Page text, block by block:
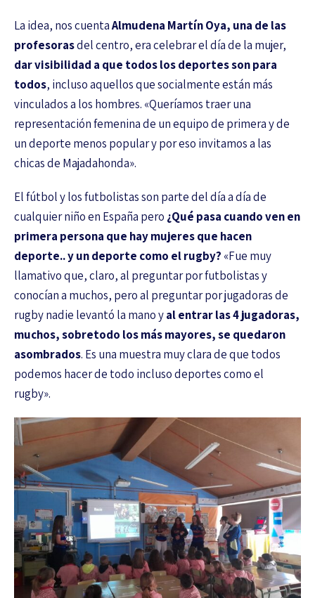
La idea, nos cuentaAlmudena Martín Oya, una de las
profesorasdel centro, era celebrar el día de la mujer,
dar visibilidad a que todos los deportes son para
todos, incluso aquellos que socialmente están más
vinculados a los hombres. «Queríamos traer una
representación femenina de un equipo de primera y de
un deporte menos popular y por eso invitamos a las
chicas de Majadahonda».
El fútbol y los futbolistas son parte del día a día de
cualquier niño en España pero ¿Qué pasa cuando ven en
primera persona que hay mujeres que hacen
deporte.. y un deporte como el rugby? «Fue muy
llamativo que, claro, al preguntar por futbolistas y
conocían a muchos, pero al preguntar por jugadoras de
rugby nadie levantó la mano yal entrar las 4 jugadoras,
muchos, sobretodo los más mayores, se quedaron
asombrados. Es una muestra muy clara de que todos
podemos hacer de todo incluso deportes como el
rugby».